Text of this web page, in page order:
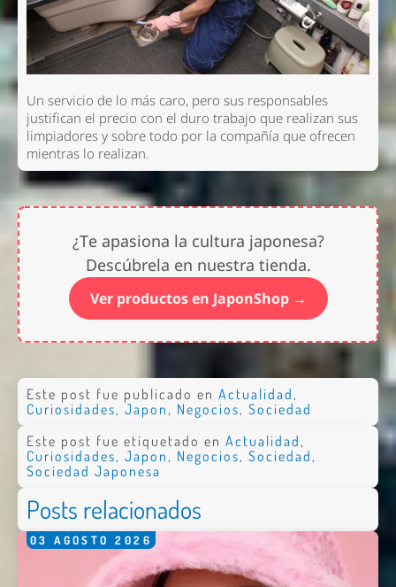
Un servicio de lo más caro, pero sus responsables
justifican el precio con el duro trabajo que realizan sus
limpiadores y sobre todo por la compañía que ofrecen
mientras lo realizan.
¿Te apasiona la cultura japonesa?
Descúbrela en nuestra tienda.
Ver productos en JaponShop →
Este post fue publicado en Actualidad ,
Curiosidades, Japon , Negocios, Sociedad
Este post fue etiquetado en Actualidad,
Curiosidades, Japon, Negocios, Sociedad,
Sociedad Japonesa
Posts relacionados
03 AGOSTO 2026